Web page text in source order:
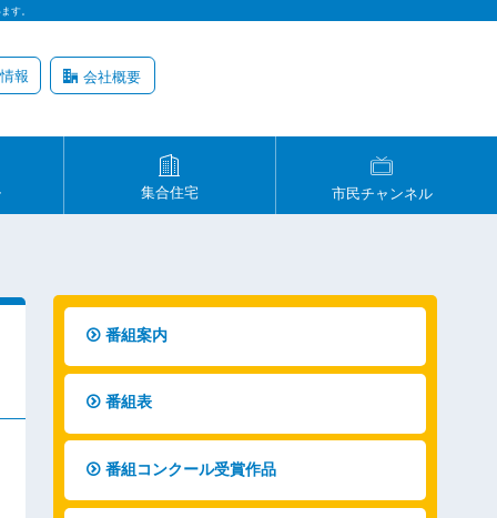
す。
報 会社概要
集合住宅 市民チャンネル
番組案内
番組表
番組コンクール受賞作品